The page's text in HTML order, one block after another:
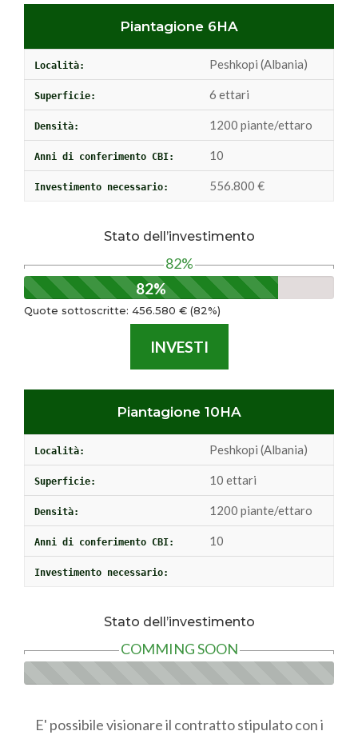
Piantagione 6HA
Località: Peshkopi (Albania)
Superficie: 6 ettari
Densità: 1200 piante/ettaro
Anni di conferimento CBI: 10
Investimento necessario: 556.800 €
Stato dell’investimento
82%
82%
Quote sottoscritte: 456.580 € (82%)
INVESTI
Piantagione 10HA
Località: Peshkopi (Albania)
Superficie: 10 ettari
Densità: 1200 piante/ettaro
Anni di conferimento CBI: 10
Investimento necessario:
Stato dell’investimento
COMMING SOON
E' possibile visionare il contratto stipulato con i